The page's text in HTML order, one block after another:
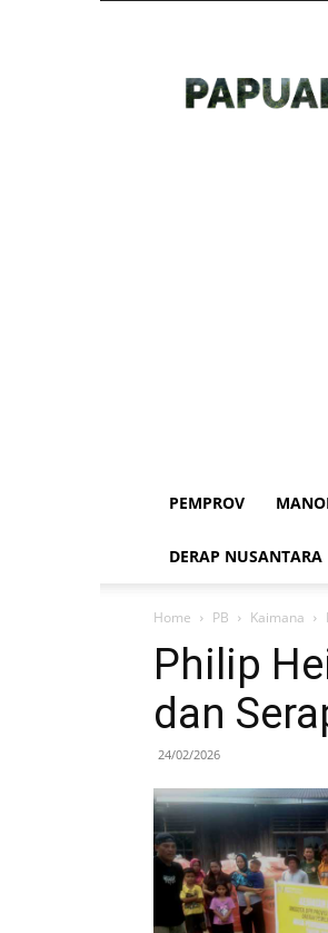
PEMPROV
DERAP NUSANTARA
Home PB Kaimana
Philip
dan
24/02/2026